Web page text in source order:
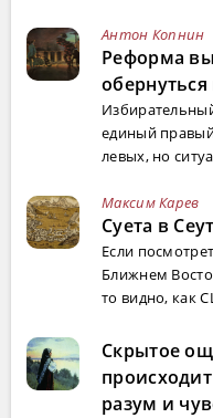
Антон Копнин
Реформа
единый
левых, но
Максим Карев
Суета в
Если
Ближнем
то видно, как
Скрытое
разум и